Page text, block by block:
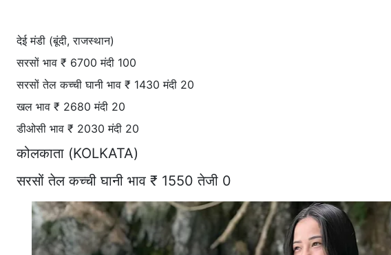
देई मंडी (बूंदी, राजस्थान)
सरसों भाव ₹ 6700 मंदी 100
सरसों तेल कच्ची घानी भाव ₹ 1430 मंदी 20
खल भाव ₹ 2680 मंदी 20
डीओसी भाव ₹ 2030 मंदी 20
कोलकाता (KOLKATA)
सरसों तेल कच्ची घानी भाव ₹ 1550 तेजी 0